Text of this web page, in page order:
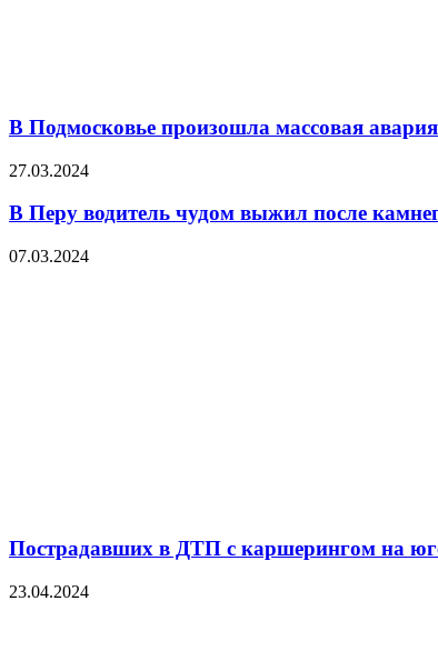
В Подмосковье произошла массовая авария
27.03.2024
В Перу водитель чудом выжил после
07.03.2024
Пострадавших в ДТП с каршерингом на
23.04.2024